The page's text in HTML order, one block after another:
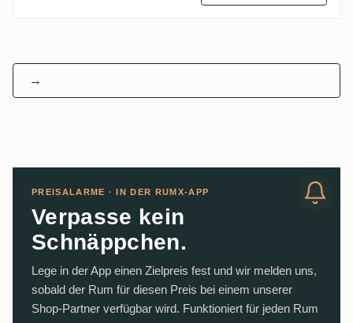
→
PREISALARME · IN DER RUMX-APP
Verpasse kein
Schnäppchen.
Lege in der App einen Zielpreis fest und wir melden uns,
sobald der Rum für diesen Preis bei einem unserer
Shop-Partner verfügbar wird. Funktioniert für jeden Rum